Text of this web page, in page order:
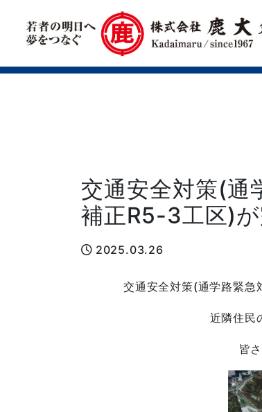
交通安全対策(通
補正R5-3工区)
2025.03.26
交通安全対策(通学路緊
近隣住民
皆